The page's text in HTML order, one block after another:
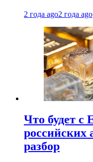
2 года ago2 года ago
Что будет с
российских
разбор